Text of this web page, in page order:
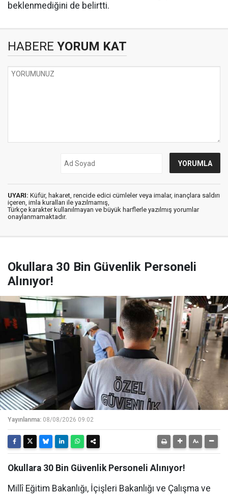
beklenmediğini de belirtti.
HABERE YORUM KAT
UYARI: Küfür, hakaret, rencide edici cümleler veya imalar, inançlara saldırı
içeren, imla kuralları ile yazılmamış,
Türkçe karakter kullanılmayan ve büyük harflerle yazılmış yorumlar
onaylanmamaktadır.
Okullara 30 Bin Güvenlik Personeli
Alınıyor!
Yayınlanma: 08/08/2026 09:02
Okullara 30 Bin Güvenlik Personeli Alınıyor!
Millî Eğitim Bakanlığı, İçişleri Bakanlığı ve Çalışma ve